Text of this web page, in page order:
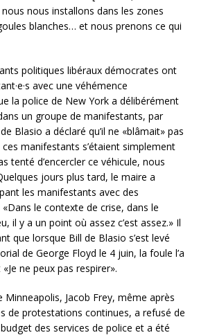
nous installons dans les zones
blanches… et nous prenons ce qui
politiques libéraux démocrates ont
avec une véhémence
la police de New York a délibérément
un groupe de manifestants, par
Blasio a déclaré qu’il ne «blâmait» pas
manifestants s’étaient simplement
tenté d’encercler ce véhicule, nous
jours plus tard, le maire a
les manifestants avec des
le contexte de crise, dans le
il y a un point où assez c’est assez.» Il
que lorsque Bill de Blasio s’est levé
de George Floyd le 4 juin, la foule l’a
ne peux pas respirer».
Jacob Frey, même après
de protestations continues, a refusé de
des services de police et a été